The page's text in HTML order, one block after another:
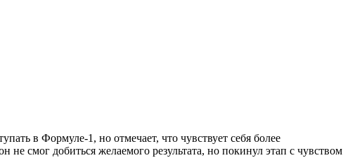
в Формуле-1, но отмечает, что чувствует себя более
смог добиться желаемого результата, но покинул этап с чувством